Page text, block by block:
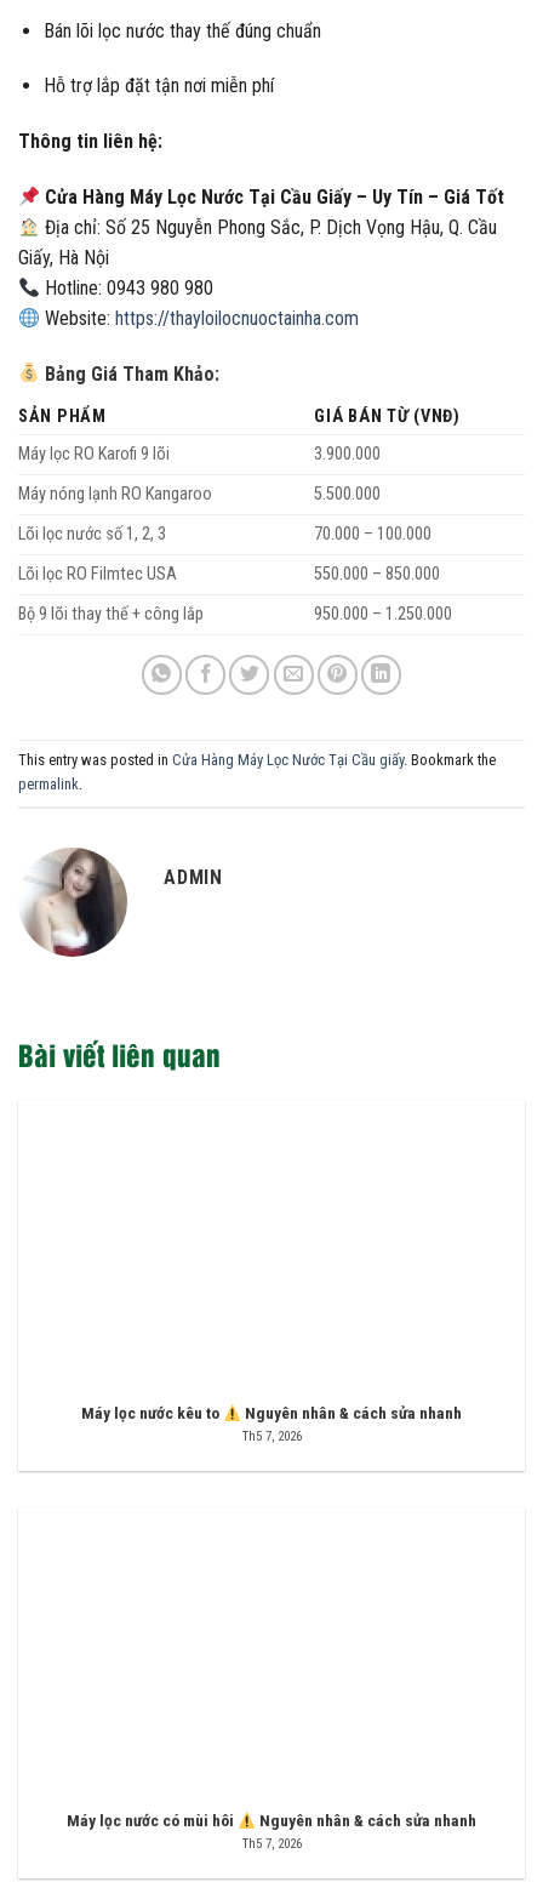
Bán lõi lọc nước thay thế đúng chuẩn
Hỗ trợ lắp đặt tận nơi miễn phí
Thông tin liên hệ:
Cửa Hàng Máy Lọc Nước Tại Cầu Giấy – Uy Tín – Giá Tốt
Địa chỉ: Số 25 Nguyễn Phong Sắc, P. Dịch Vọng Hậu, Q. Cầu
Giấy, Hà Nội
Hotline: 0943 980 980
Website:https://thayloilocnuoctainha.com
Bảng Giá Tham Khảo:
SẢN PHẨM
GIÁ BÁN TỪ (VNĐ)
Máy lọc RO Karofi 9 lõi
3.900.000
Máy nóng lạnh RO Kangaroo
5.500.000
Lõi lọc nước số 1, 2, 3
70.000 – 100.000
Lõi lọc RO Filmtec USA
550.000 – 850.000
Bộ 9 lõi thay thế + công lắp
950.000 – 1.250.000
This entry was posted in Cửa Hàng Máy Lọc Nước Tại Cầu giấy. Bookmark the
permalink.
ADMIN
Bài viết liên quan
Máy lọc nước kêu to Nguyên nhân & cách sửa nhanh
Th5 7, 2026
Máy lọc nước có mùi hôi Nguyên nhân & cách sửa nhanh
Th5 7, 2026